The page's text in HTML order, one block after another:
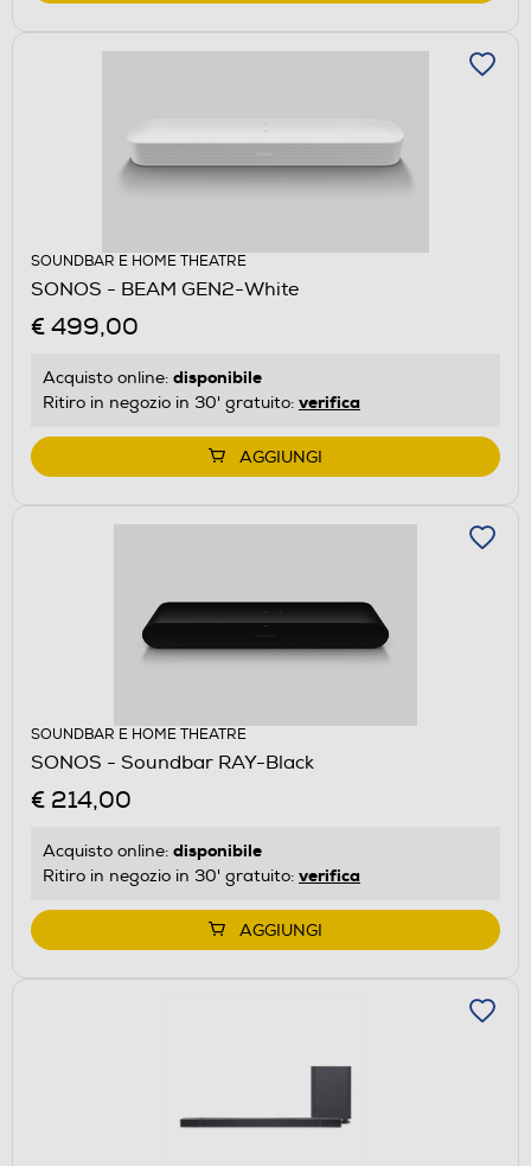
SOUNDBAR E HOME THEATRE
SONOS - BEAM GEN2-White
€ 499,00
Acquisto online: disponibile
Ritiro in negozio in 30' gratuito: verifica
AGGIUNGI
SOUNDBAR E HOME THEATRE
SONOS - Soundbar RAY-Black
€ 214,00
Acquisto online: disponibile
Ritiro in negozio in 30' gratuito: verifica
AGGIUNGI